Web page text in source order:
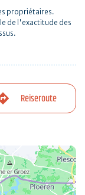
propriétaires.
de l'exactitude des
Reiseroute